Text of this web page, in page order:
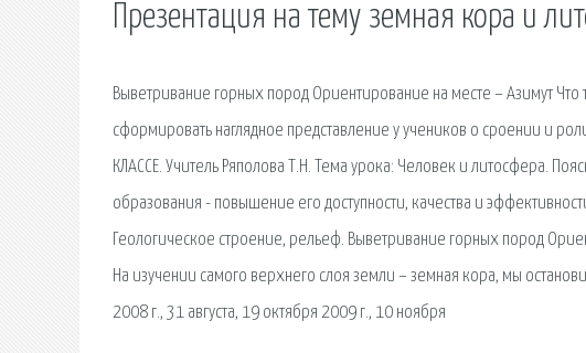
Презентация на тему земная кора и
Выветривание горных пород Ориентирование на месте – Азимут Что
сформировать наглядное представление у учеников о сроении и
КЛАССЕ. Учитель Ряполова Т.Н. Тема урока: Человек и литосфера.
образования - повышение его доступности, качества и
Геологическое строение, рельеф. Выветривание горных пород
На изучении самого верхнего слоя земли – земная кора, мы
2008 г., 31 августа, 19 октября 2009 г., 10 ноября